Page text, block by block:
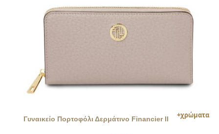
Γυναικείο Πορτοφόλι Δερμάτινο Financier II